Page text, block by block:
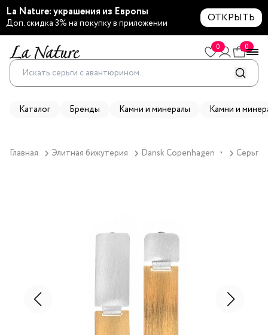
La Nature: украшения из Европы
Доп. скидка 3% на покупку в приложении ОТКРЫТЬ
0 0
Каталог Бренды Камни и минералы Камни и
Главная Элитная бижутерия Dansk Copenhagen ▼ Серьги